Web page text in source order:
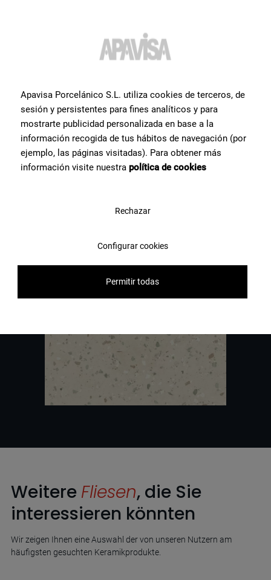
Informationen oder Hilfezu
einem Produkt??
Setzen Sie sich mit unserem Keramikexpertenteam von Apavisa
Porcelánico in Verbindung. Wir beraten Sie gerne und helfen Ihnen
bei allem, was Sie für Ihr Projekt benötigen.
Kontaktieren Sie uns
Weitere Fliesen, die Sie
interessieren könnten
Wir zeigen Ihnen eine Auswahl der von unseren Nutzern am
häufigsten gesuchten Keramikprodukte.
Apavisa Porcelánico S.L. utiliza cookies de terceros, de
sesión y persistentes para fines analíticos y para
mostrarte publicidad personalizada en base a la
información recogida de tus hábitos de navegación (por
ejemplo, las páginas visitadas). Para obtener más
información visite nuestra política de cookies
Rechazar
Configurar cookies
Permitir todas